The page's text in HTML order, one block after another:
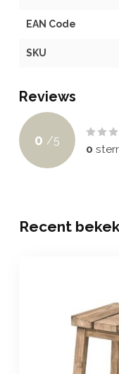
EAN Code
SKU
Reviews
0 /5
0
Recent